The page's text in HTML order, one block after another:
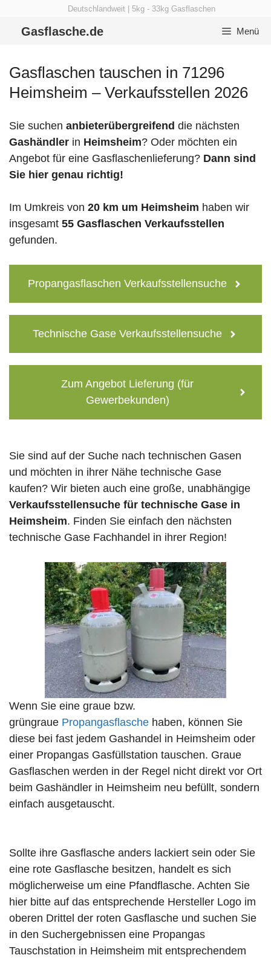
Deutschlandweit | 5kg - 33kg Gasflaschen
Gasflasche.de Menü
Gasflaschen tauschen in 71296
Heimsheim – Verkaufsstellen 2026
Sie suchen anbieterübergreifend die nächsten
Gashändler in Heimsheim? Oder möchten ein
Angebot für eine Gasflaschenlieferung? Dann sind
Sie hier genau richtig!
Im Umkreis von 20 km um Heimsheim haben wir
insgesamt 55 Gasflaschen Verkaufsstellen
gefunden.
Propangasflaschen Verkaufsstellensuche
Technische Gase Verkaufsstellensuche
Zum Angebot Lieferung (für
Gewerbekunden)
Sie sind auf der Suche nach technischen Gasen
und möchten in ihrer Nähe technische Gase
kaufen? Wir bieten auch eine große, unabhängige
Verkaufsstellensuche für technische Gase in
Heimsheim. Finden Sie einfach den nächsten
technische Gase Fachhandel in ihrer Region!
Wenn Sie eine graue bzw.
grüngraue Propangasflasche haben, können Sie
diese bei fast jedem Gashandel in Heimsheim oder
einer Propangas Gasfüllstation tauschen. Graue
Gasflaschen werden in der Regel nicht direkt vor Ort
beim Gashändler in Heimsheim neu befüllt, sondern
einfach ausgetauscht.
Sollte ihre Gasflasche anders lackiert sein oder Sie
eine rote Gasflasche besitzen, handelt es sich
möglicherweise um eine Pfandflasche. Achten Sie
hier bitte auf das entsprechende Hersteller Logo im
oberen Drittel der roten Gasflasche und suchen Sie
in den Suchergebnissen eine Propangas
Tauschstation in Heimsheim mit entsprechendem